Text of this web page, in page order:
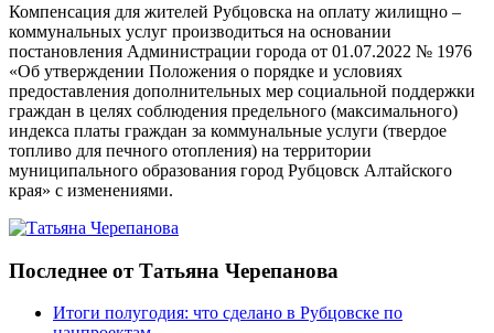
Компенсация для жителей Рубцовска на оплату жилищно –
коммунальных услуг производиться на основании
постановления Администрации города от 01.07.2022 № 1976
«Об утверждении Положения о порядке и условиях
предоставления дополнительных мер социальной поддержки
граждан в целях соблюдения предельного (максимального)
индекса платы граждан за коммунальные услуги (твердое
топливо для печного отопления) на территории
муниципального образования город Рубцовск Алтайского
края» с изменениями.
Последнее от Татьяна Черепанова
Итоги полугодия: что сделано в Рубцовске по